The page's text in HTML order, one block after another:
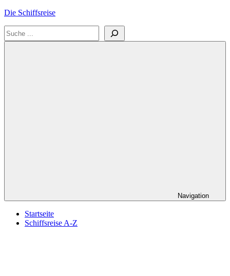
Zum
springen
Die Schiffsreise
Literatur-
Suchen
Navigation
Startseite
Schiffsreise A-Z